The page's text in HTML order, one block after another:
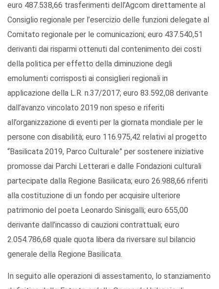
euro 487.538,66 trasferimenti dell’Agcom direttamente al
Consiglio regionale per l’esercizio delle funzioni delegate al
Comitato regionale per le comunicazioni; euro 437.540,51
derivanti dai risparmi ottenuti dal contenimento dei costi
della politica per effetto della diminuzione degli
emolumenti corrisposti ai consiglieri regionali in
applicazione della L.R. n.37/2017; euro 83.592,08 derivante
dall’avanzo vincolato 2019 non speso e riferiti
all’organizzazione di eventi per la giornata mondiale per le
persone con disabilità; euro 116.975,42 relativi al progetto
“Basilicata 2019, Parco Culturale” per sostenere iniziative
promosse dai Parchi Letterari e dalle Fondazioni culturali
partecipate dalla Regione Basilicata; euro 26.988,66 riferiti
alla costituzione di un fondo per acquisire ulteriore
patrimonio del poeta Leonardo Sinisgalli; euro 655,00
derivante dall’incasso di cauzioni contrattuali; euro
2.054.786,68 quale quota libera da riversare sul bilancio
generale della Regione Basilicata.
In seguito alle operazioni di assestamento, lo stanziamento